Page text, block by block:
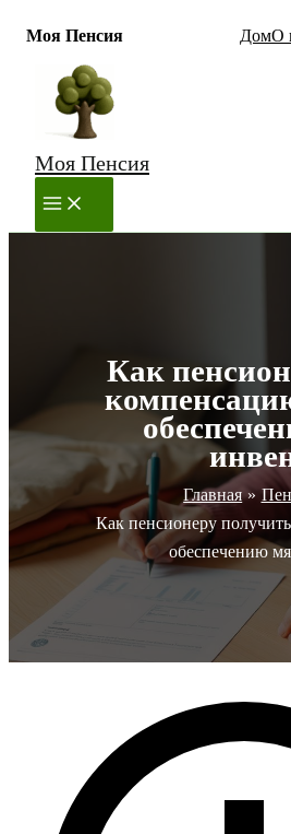
Моя Пенсия ДомО
Перейти
содержимому
Моя Пенсия
MAIN
MENU
Как
Главная
Как пенсионеру
обеспечению